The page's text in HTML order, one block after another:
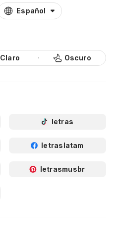
Español
Claro Oscuro
letras
letraslatam
letrasmusbr